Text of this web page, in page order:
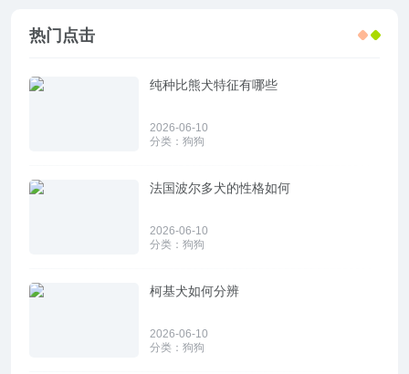
热门点击
纯种比熊犬特征有哪些
2026-06-10
分类： 狗狗
法国波尔多犬的性格如何
2026-06-10
分类： 狗狗
柯基犬如何分辨
2026-06-10
分类： 狗狗